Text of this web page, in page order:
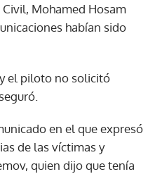
Mohamed Hosam
habían sido
el piloto no solicitó
en el que expresó
de las víctimas y
quien dijo que tenía